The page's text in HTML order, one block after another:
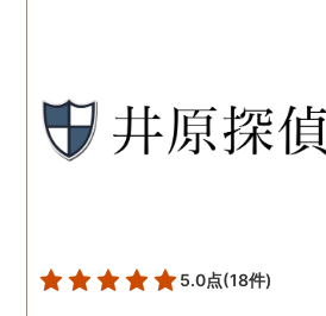
と思います。思い切ってお
願いして良かったです。 こ
の度はありがとうございま
5.0点(18件)